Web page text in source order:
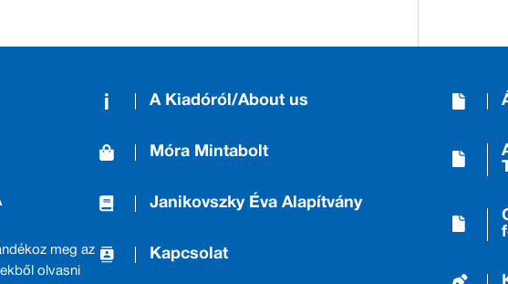
meg az
olvasni
A Kiadóról/About us
Móra Mintabolt
Janikovszky Éva Alapítvány
Kapcsolat